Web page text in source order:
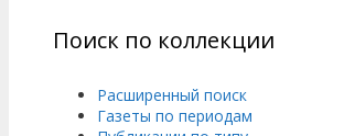
Поиск по коллекции
Расширенный поиск
Газеты по периодам